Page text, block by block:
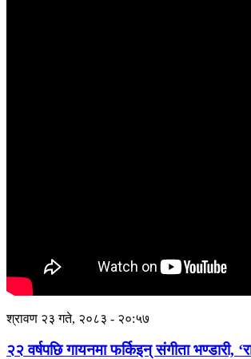
श्रावण २३ गते, २०८३ - २०:५७
२२ वर्षपछि गायनमा फर्किइन् संगीता भण्डारी,